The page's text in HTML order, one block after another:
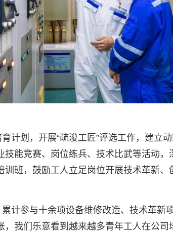
计划，开展“疏浚工匠”评选工作，建立
能竞赛、岗位练兵、技术比武等活动，
班，鼓励工人立足岗位开展技术革新、
计参与十余项设备维修改造、技术革新
我们乐意看到越来越多青年工人在公